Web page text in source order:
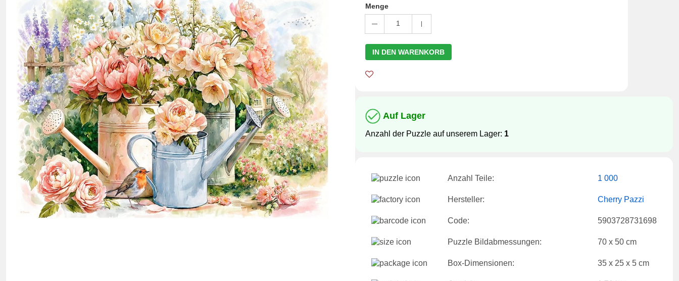
Menge
1
IN DEN WARENKORB
Auf Lager
Anzahl der Puzzle auf unserem Lager: 1
Anzahl Teile: 1 000
Hersteller: Cherry Pazzi
Code: 5903728731698
Puzzle Bildabmessungen: 70 x 50 cm
Box-Dimensionen: 35 x 25 x 5 cm